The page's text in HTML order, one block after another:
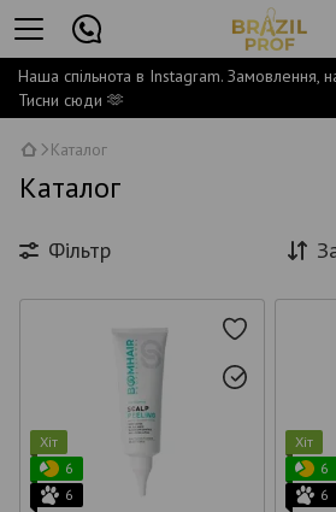
Наша спільнота в Instagram. Замовлення,
Тисни сюди 🫶
Каталог
Каталог
Фільтр
Хіт
6
6
Хіт
6
6